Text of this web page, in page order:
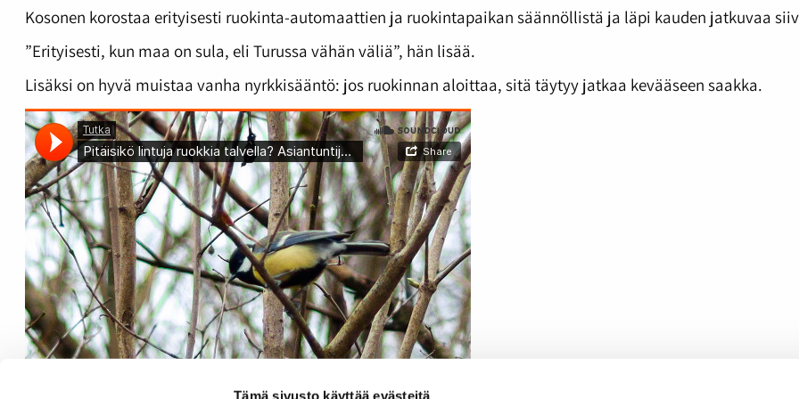
Tämä sivusto käyttää evästeitä
Kosonen korostaa erityisesti ruokinta-automaattien ja ruokintapaikan säännöllistä ja läpi kauden jatkuvaa
”Erityisesti, kun maa on sula, eli Turussa vähän väliä”, hän lisää.
Lisäksi on hyvä muistaa vanha nyrkkisääntö: jos ruokinnan aloittaa, sitä täytyy jatkaa kevääseen saakka.